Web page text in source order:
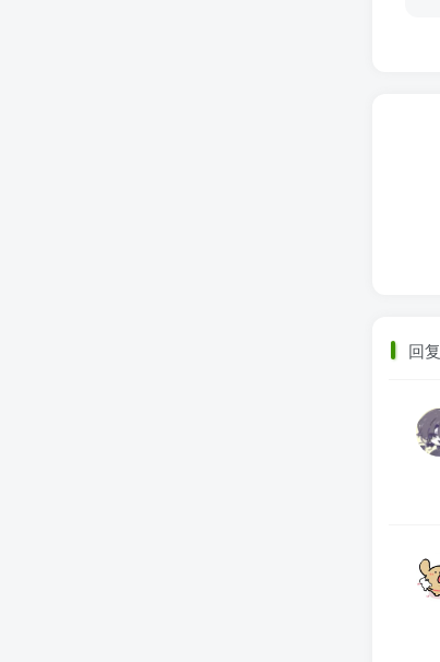
回复